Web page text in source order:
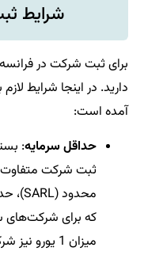
شرایط
برای ثبت شرکت در
دارید. در اینجا شرایط
آمده است:
حداقل سرمایه:
ثبت شرکت
میزان 1